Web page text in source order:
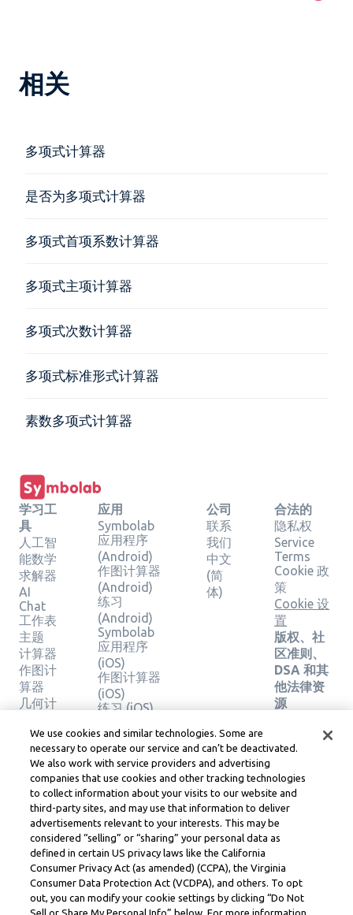
相关
多项式计算器
是否为多项式计算器
多项式首项系数计算器
多项式主项计算器
多项式次数计算器
多项式标准形式计算器
素数多项式计算器
学习工
具
人工智
能数学
求解器
AI
Chat
工作表
主题
计算器
作图计
算器
几何计
验证解
决方案
应用
Symbolab
应用程序
(Android)
作图计算器
(Android)
练习
(Android)
Symbolab
应用程序
(iOS)
作图计算器
(iOS)
练习 (iOS)
公司
联系
我们
中文
(简
体)
合法的
隐私权
Service
Terms
Cookie 政
策
Cookie 设
置
版权、社
区准则、
DSA 和其
他法律资
源
法律中心
Learneo
Symbolab, a Learneo, Inc. business
© Learneo, Inc. 2024
We use cookies and similar technologies. Some are
necessary to operate our service and can’t be deactivated.
We also work with service providers and advertising
companies that use cookies and other tracking technologies
to collect information about your visits to our website and
third-party sites, and may use that information to deliver
advertisements relevant to your interests. This may be
considered “selling” or “sharing” your personal data as
defined in certain US privacy laws like the California
Consumer Privacy Act (as amended) (CCPA), the Virginia
Consumer Data Protection Act (VCDPA), and others. To opt
out, you can modify your cookie settings by clicking “Do Not
Sell or Share My Personal Info” below. For more information